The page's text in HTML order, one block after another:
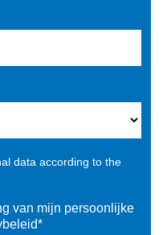
data according to the
van mijn persoonlijke
*